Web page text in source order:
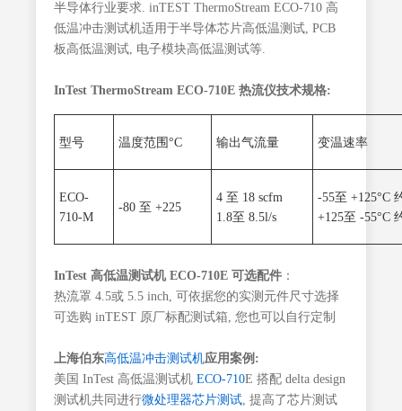
半导体行业要求. inTEST ThermoStream ECO-710 高
低温冲击测试机适用于半导体芯片高低温测试, PCB
板高低温测试, 电子模块高低温测试等.
InTest ThermoStream ECO-710E 热流仪技术规格:
型号 温度范围°C 输出气流量 变温速率
ECO-
710-M
-80 至 +225
4 至 18 scfm
1.8至 8.5l/s
-55至 +125°C
+125至 -55°C
InTest 高低温测试机 ECO-710E 可选配件 ：
热流罩 4.5或 5.5 inch, 可依据您的实测元件尺寸选择
可选购 inTEST 原厂标配测试箱, 您也可以自行定制
上海伯东高低温冲击测试机应用案例:
美国 InTest 高低温测试机 ECO-710E 搭配 delta design
测试机共同进行微处理器芯片测试, 提高了芯片测试